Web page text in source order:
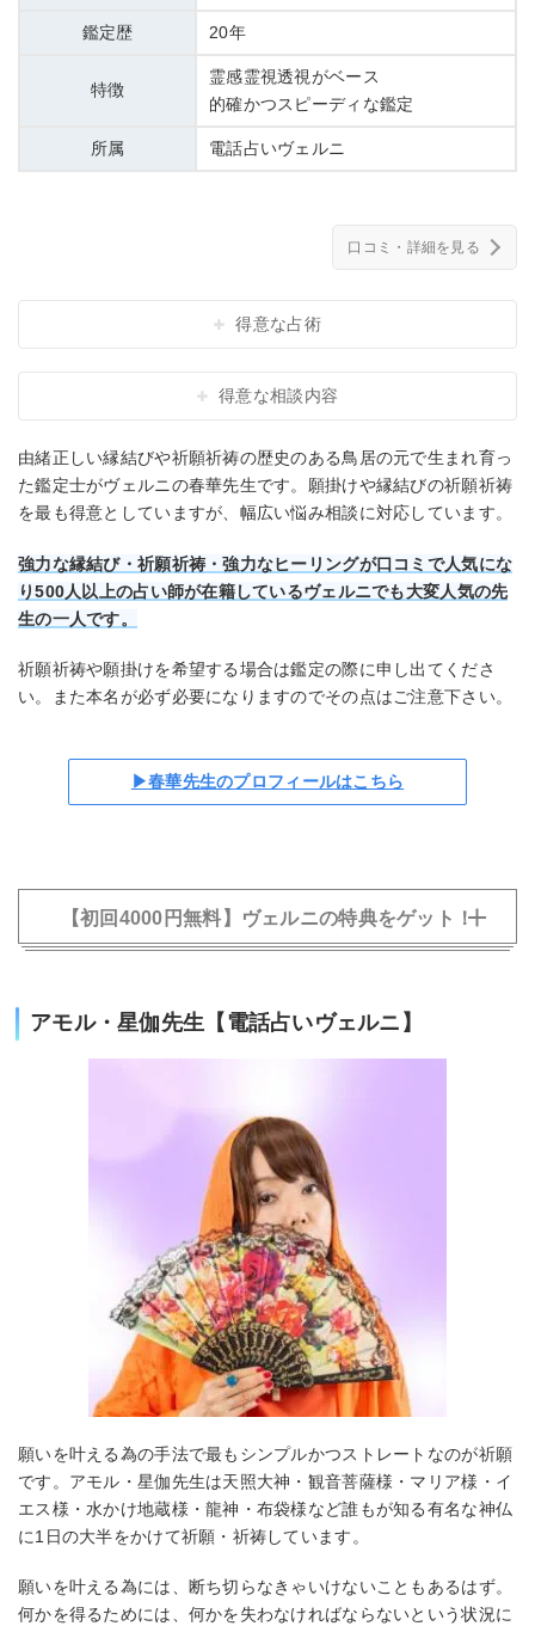
鑑定歴 20年
特徴
霊感霊視透視がベース
的確かつスピーディな鑑定
所属 電話占いヴェルニ
口コミ・詳細を見る
得意な占術
得意な相談内容
由緒正しい縁結びや祈願祈祷の歴史のある鳥居の元で生まれ育っ
た鑑定士がヴェルニの春華先生です。願掛けや縁結びの祈願祈祷
を最も得意としていますが、幅広い悩み相談に対応しています。
強力な縁結び・祈願祈祷・強力なヒーリングが口コミで人気にな
り500人以上の占い師が在籍しているヴェルニでも大変人気の先
生の一人です。
祈願祈祷や願掛けを希望する場合は鑑定の際に申し出てくださ
い。また本名が必ず必要になりますのでその点はご注意下さい。
▶春華先生のプロフィールはこちら
【初回4000円無料】ヴェルニの特典をゲット！
初回最大4000円無料
電話占いヴェルニはこちら
アモル・星伽先生【電話占いヴェルニ】
願いを叶える為の手法で最もシンプルかつストレートなのが祈願
です。アモル・星伽先生は天照大神・観音菩薩様・マリア様・イ
エス様・水かけ地蔵様・龍神・布袋様など誰もが知る有名な神仏
に1日の大半をかけて祈願・祈祷しています。
願いを叶える為には、断ち切らなきゃいけないこともあるはず。
何かを得るためには、何かを失わなければならないという状況に